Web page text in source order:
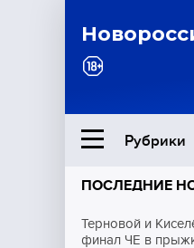
Рубрики
ПОСЛЕДНИЕ
Терновой и
финал ЧЕ в